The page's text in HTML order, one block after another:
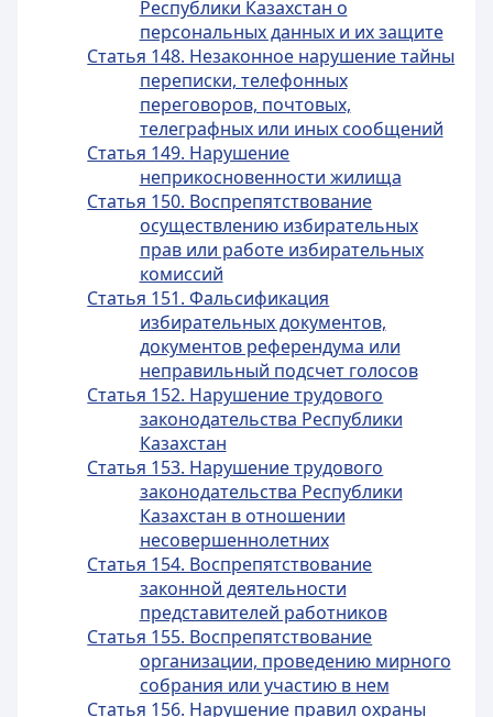
Республики Казахстан о
персональных данных и их защите
Статья 148. Незаконное нарушение тайны
переписки, телефонных
переговоров, почтовых,
телеграфных или иных сообщений
Статья 149. Нарушение
неприкосновенности жилища
Статья 150. Воспрепятствование
осуществлению избирательных
прав или работе избирательных
комиссий
Статья 151. Фальсификация
избирательных документов,
документов референдума или
неправильный подсчет голосов
Статья 152. Нарушение трудового
законодательства Республики
Казахстан
Статья 153. Нарушение трудового
законодательства Республики
Казахстан в отношении
несовершеннолетних
Статья 154. Воспрепятствование
законной деятельности
представителей работников
Статья 155. Воспрепятствование
организации, проведению мирного
собрания или участию в нем
Статья 156. Нарушение правил охраны